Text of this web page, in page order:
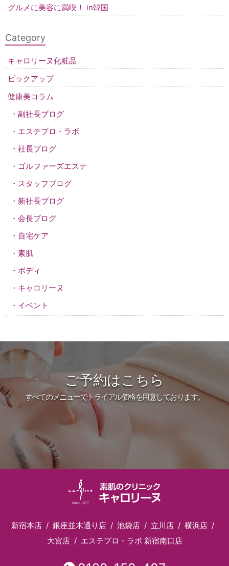
グルメに美容に満喫！ in韓国
Category
キャロリーヌ化粧品
ピックアップ
健康美コラム
副社長ブログ
エステプロ・ラボ
社長ブログ
ゴルファーズエステ
スタッフブログ
新社長ブログ
会長ブログ
自宅ケア
素肌
ボディ
キャロリーヌ
イベント
ご予約はこちら
すべてのメニューでトライアル価格を用意しております。
新宿本店 銀座並木通り店 池袋店 立川店
横浜店
大宮店
エステプロ・ラボ 新宿南口店